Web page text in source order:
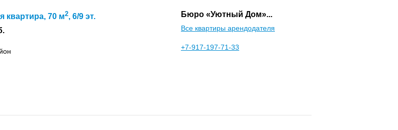
квартира, 70 м2, 6/9 эт.
Бюро «Уютный Дом»...
Все квартиры арендодателя
+7-917-197-71-33